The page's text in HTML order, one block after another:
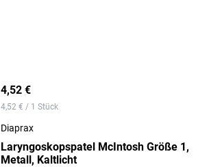
4,52 €
4,52 € / 1 Stück
Diaprax
Laryngoskopspatel McIntosh Größe 1,
Metall, Kaltlicht